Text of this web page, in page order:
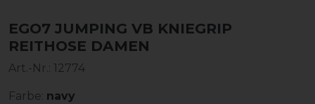
EGO7 JUMPING VB KNIEGRIP
REITHOSE DAMEN
Art.-Nr.: 12774
Farbe: navy